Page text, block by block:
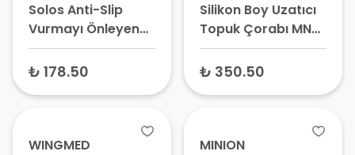
Solos Anti-Slip
Vurmayı Önleyen
Topuk Arkalığı 332
Standart Beden
₺ 178.50
Silikon Boy Uzatıcı
Topuk Çorabı MN-
366
₺ 350.50
WINGMED
MINION